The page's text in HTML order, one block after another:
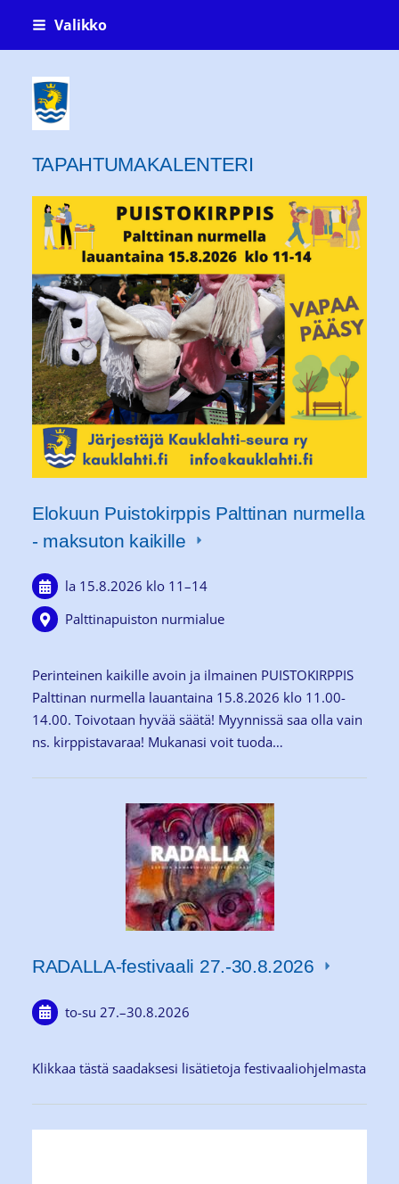
Siirry
Valikko
Kauklahti-seura ry Köklaxgillet rf
TAPAHTUMAKALENTERI
Elokuun Puistokirppis Palttinan nurmella
- maksuton kaikille
la 15.8.2026 klo 11–14
Palttinapuiston nurmialue
Perinteinen kaikille avoin ja ilmainen PUISTOKIRPPIS
Palttinan nurmella lauantaina 15.8.2026 klo 11.00-
14.00. Toivotaan hyvää säätä! Myynnissä saa olla vain
ns. kirppistavaraa! Mukanasi voit tuoda…
RADALLA-festivaali 27.-30.8.2026
to-su 27.–30.8.2026
Klikkaa tästä saadaksesi lisätietoja festivaaliohjelmasta